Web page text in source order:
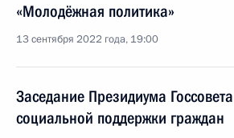
«Молодёжная политика»
13 сентября 2022 года, 19:00
Заседание Президиума
социальной поддержки граждан